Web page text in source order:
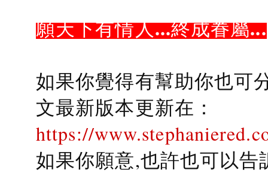
願天下有情人...終成眷屬...
如果你覺得有幫助你也可
文最新版本更新在：
https://
如果你願意,也許也可以